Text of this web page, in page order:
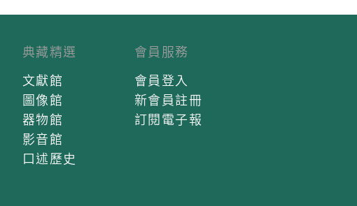
典藏精選
文獻館
圖像館
器物館
影音館
口述歷史
會員服務
會員登入
新會員註冊
訂閱電子報